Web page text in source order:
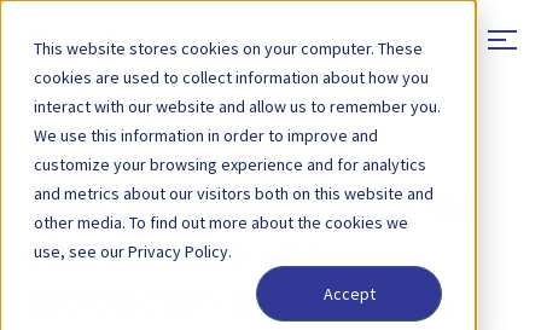
This website stores cookies on your computer. These
cookies are used to collect information about how you
interact with our website and allow us to remember you.
We use this information in order to improve and
customize your browsing experience and for analytics
and metrics about our visitors both on this website and
other media. To find out more about the cookies we
use, see our Privacy Policy.
Accept
FUNCTIE - ENRICHMENT API
Enrichment-API voor de
classificatie van
producten en diensten